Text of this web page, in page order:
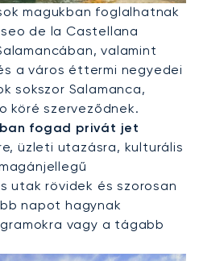
magukban foglalhatnak
de la Castellana
valamint
a város éttermi negyedei
sokszor Salamanca,
köré szerveződnek.
fogad privát jet
üzleti utazásra, kulturális
utak rövidek és szorosan
napot hagynak
vagy a tágabb